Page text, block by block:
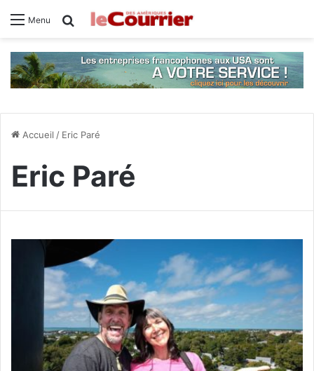
Menu Rechercher
Accueil / Eric Paré
Eric Paré